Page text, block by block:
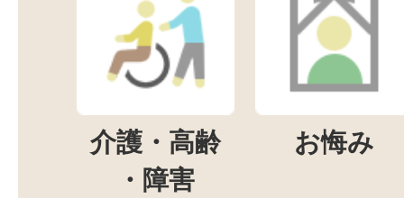
介護・高齢
・障害
お悔み